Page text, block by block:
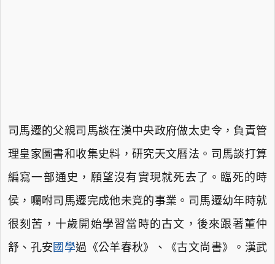
司馬遷的父親司馬談在漢中央政府做太史令，負責管
理皇家圖書和收集史料，研究天文曆法。司馬談打算
編寫一部通史，願望沒有實現就死去了。臨死的時
侯，囑咐司馬遷完成他未竟的事業。司馬遷幼年時就
很刻苦，十歲開始學習當時的古文，後來跟著董仲
舒、孔安 國學過《公羊春秋》、《古文尚書》。漢武